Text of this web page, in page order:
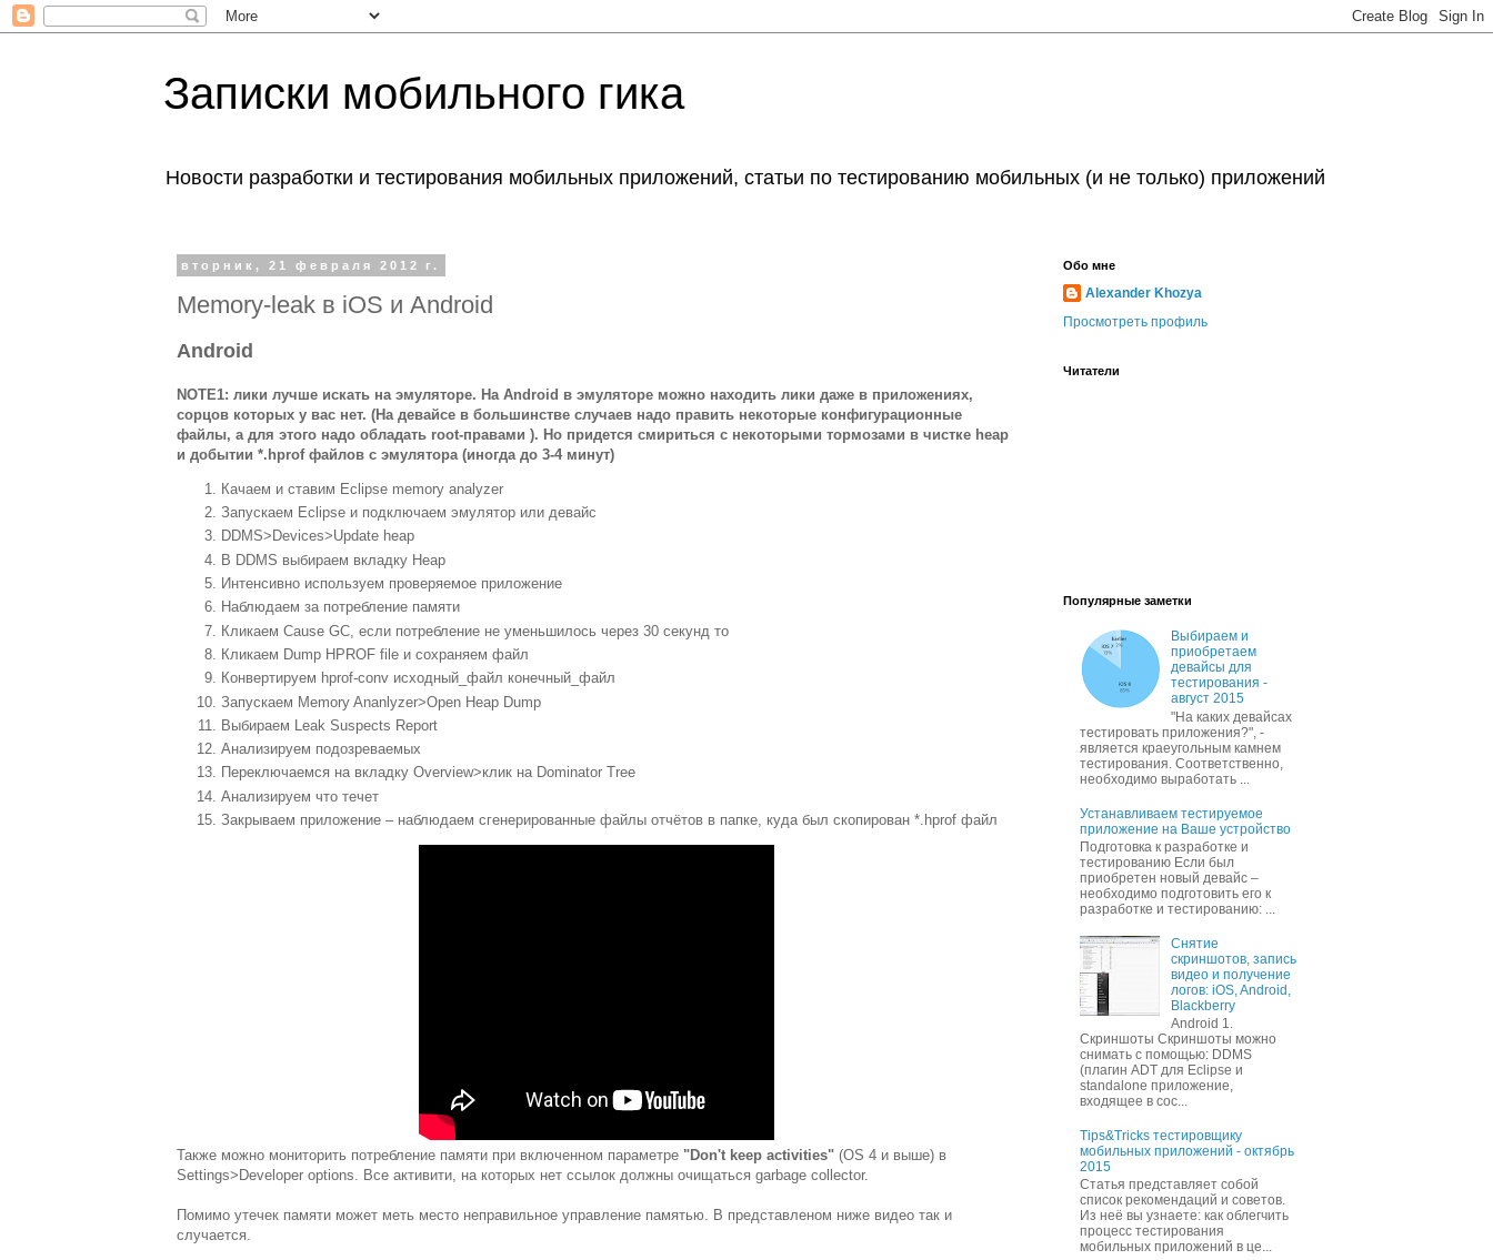
Записки мобильного гика
Новости разработки и тестирования мобильных приложений, статьи по тестированию мобильных (и не только) приложений
вторник, 21 февраля 2012 г.
Memory-leak в iOS и Android
Android
NOTE1: лики лучше искать на эмуляторе. На Android в эмуляторе можно находить лики даже в приложениях,
сорцов которых у вас нет. (На девайсе в большинстве случаев надо править некоторые конфигурационные
файлы, а для этого надо обладать root-правами ). Но придется смириться с некоторыми тормозами в чистке heap
и добытии *.hprofфайлов с эмулятора (иногда до 3-4 минут)
Качаем и ставим Eclipse memory analyzer
Запускаем Eclipse и подключаем эмулятор или девайс
DDMS>Devices>Update heap
В DDMS выбираем вкладку Heap
Интенсивно используем проверяемое приложение
Наблюдаем за потребление памяти
Кликаем Cause GC , если потребление не уменьшилось через 30 секунд то
Кликаем Dump HPROF file и сохраняем файл
Конвертируем hprof-conv исходный_файл конечный_файл
Запускаем Memory Ananlyzer>Open Heap Dump
Выбираем
Leak Suspects Report
Анализируем подозреваемых
Переключаемся на вкладку Overview>клик на Dominator Tree
Анализируем что течет
Закрываем приложение – наблюдаем сгенерированные файлы отчётов в папке, куда был скопирован *.hprof файл
Также можно мониторить потребление памяти при включенном параметре "Don't keep activities" (OS 4 и выше) в
Settings>Developer options. Все активити, на которых нет ссылок должны очищаться garbage collector.
Помимо утечек памяти может меть место неправильное управление памятью. В представленом ниже видео так и
случается.
Обо мне
Alexander Khozya
Просмотреть профиль
Читатели
Популярные заметки
Выбираем и
приобретаем
девайсы для
тестирования -
август 2015
"На каких девайсах
тестировать приложения?", -
является краеугольным камнем
тестирования. Соответственно,
необходимо выработать ...
Устанавливаем тестируемое
приложение на Ваше устройство
Подготовка к разработке и
тестированию Если был
приобретен новый девайс –
необходимо подготовить его к
разработке и тестированию: ...
Снятие
скриншотов, запись
видео и получение
логов: iOS, Android,
Blackberry
Android 1.
Скриншоты Скриншоты можно
снимать с помощью: DDMS
(плагин ADT для Eclipse и
standalone приложение,
входящее в сос...
Tips&Tricks тестировщику
мобильных приложений - октябрь
2015
Cтатья представляет собой
список рекомендаций и советов.
Из неё вы узнаете: как облегчить
процесс тестирования
мобильных приложений в це...